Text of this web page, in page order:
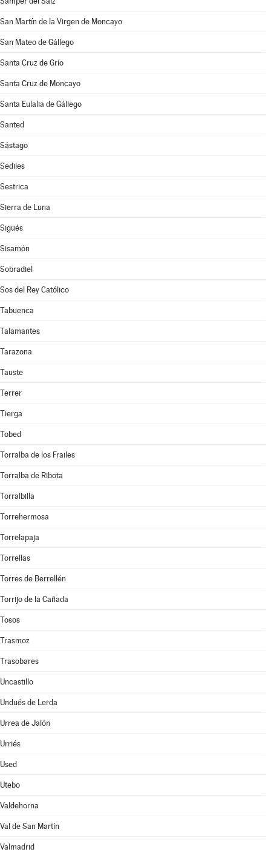
San Martín de la Virgen de Moncayo
San Mateo de Gállego
Santa Cruz de Grío
Santa Cruz de Moncayo
Santa Eulalia de Gállego
Santed
Sástago
Sediles
Sestrica
Sierra de Luna
Sigüés
Sisamón
Sobradiel
Sos del Rey Católico
Tabuenca
Talamantes
Tarazona
Tauste
Terrer
Tierga
Tobed
Torralba de los Frailes
Torralba de Ribota
Torralbilla
Torrehermosa
Torrelapaja
Torrellas
Torres de Berrellén
Torrijo de la Cañada
Tosos
Trasmoz
Trasobares
Uncastillo
Undués de Lerda
Urrea de Jalón
Urriés
Used
Utebo
Valdehorna
Val de San Martín
Valmadrid